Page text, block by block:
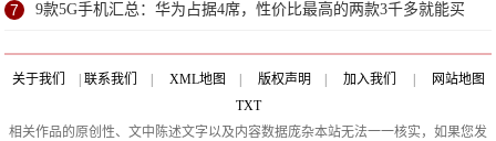
7 9款5G手机汇总：华为占据4席，性价比最高的两款3千多就能买
到
关于我们 联系我们 XML地图 版权声明 加入我们
网站地图
TXT
相关作品的原创性、文中陈述文字以及内容数据庞杂本站无法一一核实，如果您发